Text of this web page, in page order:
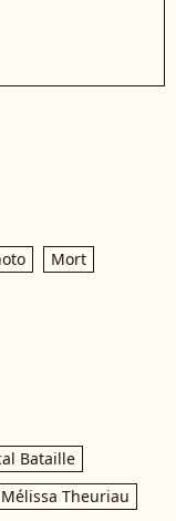
Mort
Bataille
Mélissa Theuriau